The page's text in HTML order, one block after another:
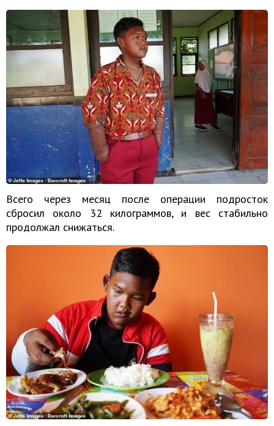
Всего через месяц после операции подросток
сбросил около 32 килограммов, и вес стабильно
продолжал снижаться.